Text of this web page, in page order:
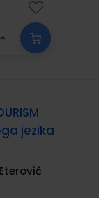
jezika